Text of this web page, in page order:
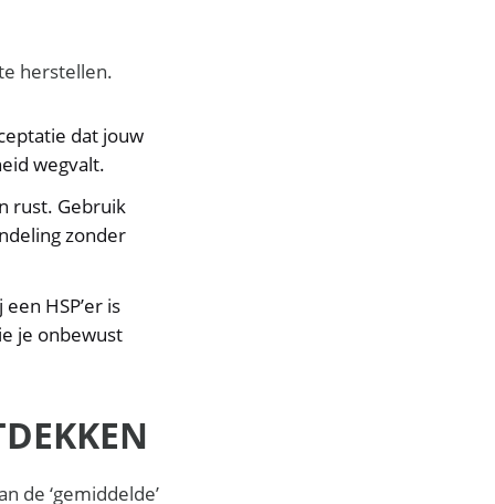
herstellen.
dat jouw
wegvalt.
rust. Gebruik
zonder
HSP’er is
je onbewust
de ‘gemiddelde’